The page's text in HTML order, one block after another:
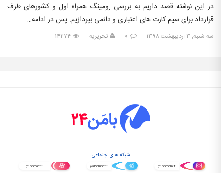
در این نوشته قصد داریم به بررسی رومینگ همراه اول و کشورهای طرف
قرارداد برای سیم کارت های اعتباری و دائمی بپردازیم. پس در ادامه…
سه شنبه, ۳ اردیبهشت ۱۳۹۸ ۰ تحریریه ۱۴۲۷۴
شبکه های اجتماعی
@Baman۲۴ @Baman۲۴ @Baman۲۴